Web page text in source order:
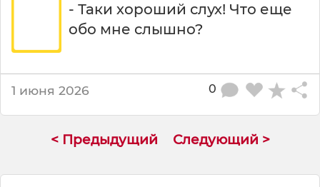
Г
р
- Таки хороший слух! Что еще
обо мне слышно?
1 июня 2026 0
< Предыдущий Следующий >